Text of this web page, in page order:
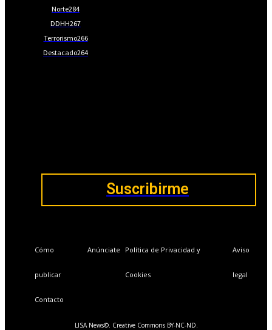
Norte284
DDHH267
Terrorismo266
Destacado264
Suscribirme
Cómo
publicar
Anúnciate Política de Privacidad y
Cookies
Aviso
legal
Contacto
LISA News©. Creative Commons BY-NC-ND.